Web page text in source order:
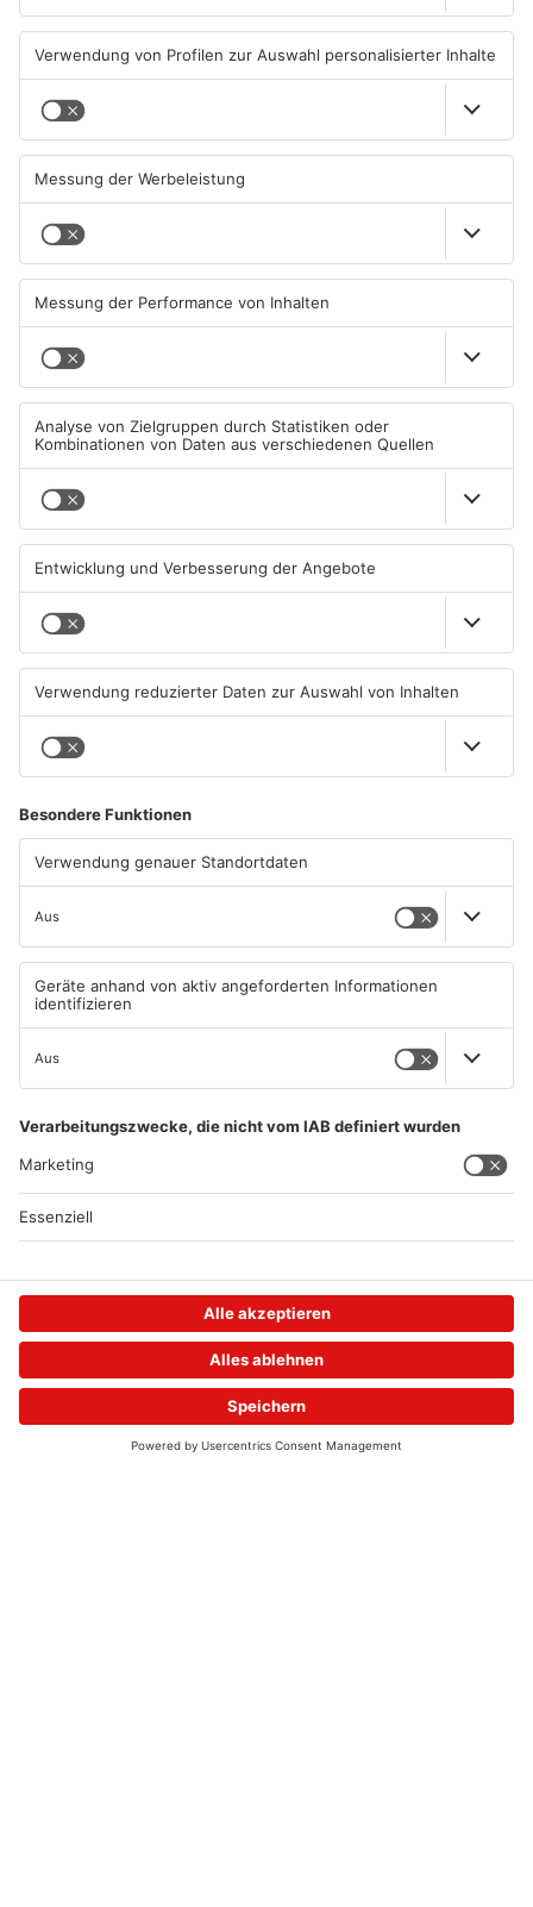
Goldbach kürt seine besten
Arschbomben-Springer
ASCHAFFENBURG
wollen künftig enger
zusammenarbeiten
07.08.2026, 16:15 UHR IN KREIS
Kein Abschlussfeuerwerk
beim Alzenauer Stadtfest
wegen Trockenheit
07.08.2026, 08:15 UHR IN KREIS
ASCHAFFENBURG
TOPNEWS
Neue Baugrundstücke für
junge Familien in
Heimbuchenthal?